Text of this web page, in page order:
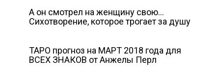
А он смотрел на женщину свою…
Сихотворение, которое трогает за душу
ТАРО прогноз на МАРТ 2018 года для
ВСЕХ ЗНАКОВ от Анжелы Перл